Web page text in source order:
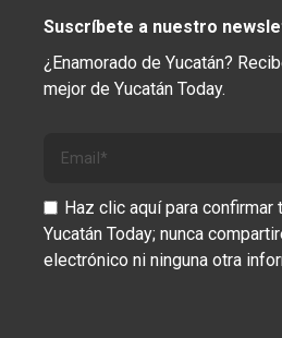
Suscríbete a nuestro
¿Enamorado de Yucatán?
mejor de Yucatán Today.
Haz clic aquí para confirmar
Yucatán Today; nunca
electrónico ni ninguna otra